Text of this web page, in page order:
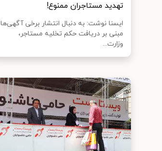
تهدید مستاجران ممنوع!
ایسنا نوشت: به دنبال انتشار برخی آگهی‌ها
مبنی بر دریافت حکم تخلیه مستاجر،
وزارت...